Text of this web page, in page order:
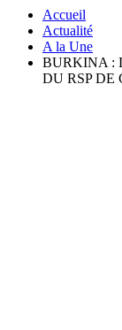
Accueil
Actualité
A la Une
BURKINA :
DU RSP DE